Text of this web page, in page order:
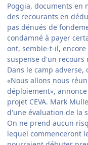
Poggia, documents en
des recourants en
pas dénués de
condamné à payer
ont, semble-t-il,
suspense d'un recours
Dans le camp
«Nous allons nous
déploiement»,
projet CEVA. Mark
d'une évaluation de la
On ne prend aucun
lequel commenceront